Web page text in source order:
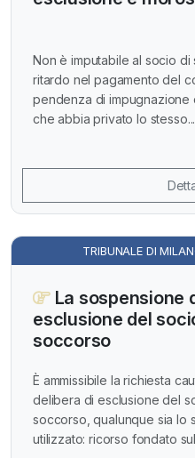
Non è imputabile al socio
ritardo nel pagamento del
pendenza di
che abbia privato lo stesso...
TRIBUNALE DI
La sospensione
esclusione del
soccorso
È ammissibile la richiesta
delibera di esclusione del
soccorso, qualunque sia lo
utilizzato: ricorso fondato